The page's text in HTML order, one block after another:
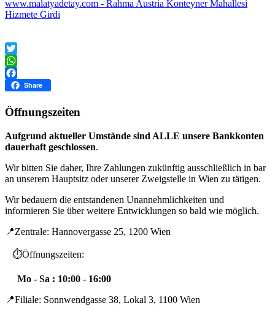
www.malatyadetay.com - Rahma Austria Konteyner Mahallesi
Hizmete Girdi
Twitter
WhatsApp
Facebook
Share
Öffnungszeiten
Aufgrund aktueller Umstände sind ALLE unsere Bankkonten
dauerhaft geschlossen.
Wir bitten Sie daher, Ihre Zahlungen zukünftig ausschließlich in bar
an unserem Hauptsitz oder unserer Zweigstelle in Wien zu tätigen.
Wir bedauern die entstandenen Unannehmlichkeiten und
informieren Sie über weitere Entwicklungen so bald wie möglich.
📍Zentrale: Hannovergasse 25, 1200 Wien
⏱️Öffnungszeiten:
Mo - Sa : 10:00 - 16:00
📍Filiale: Sonnwendgasse 38, Lokal 3, 1100 Wien